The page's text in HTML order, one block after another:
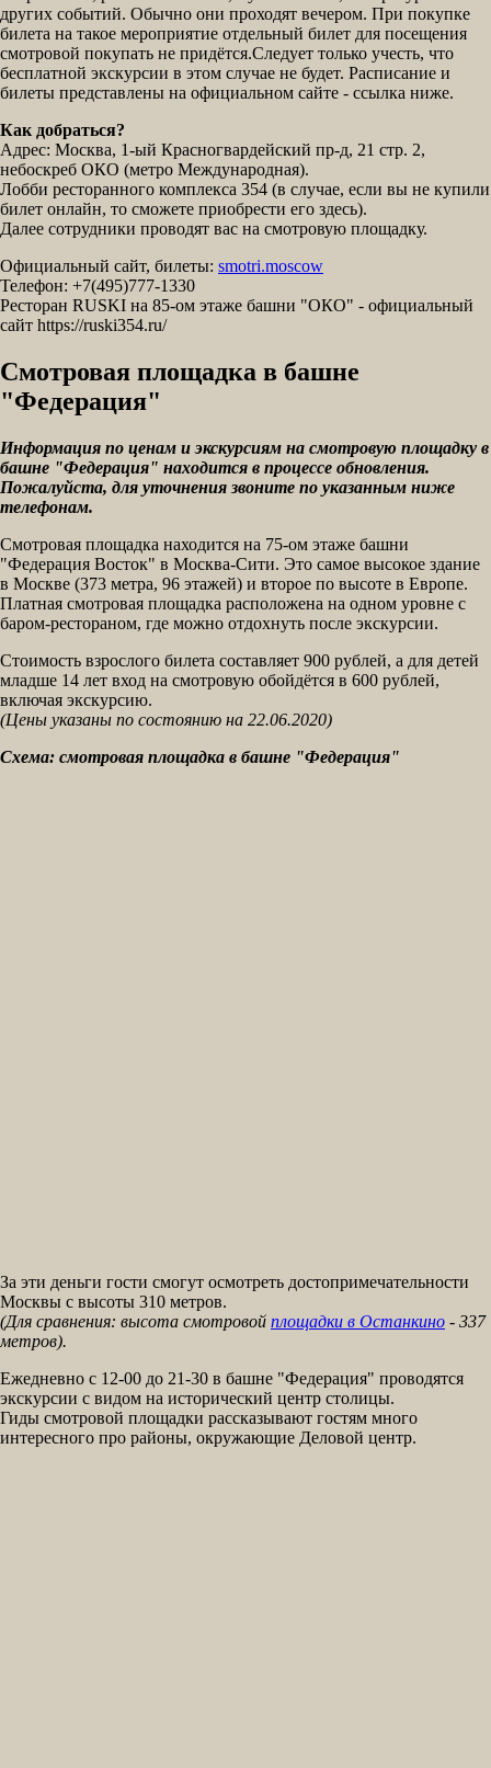
других событий. Обычно они проходят вечером. При покупке
билета на такое мероприятие отдельный билет для посещения
смотровой покупать не придётся.Следует только учесть, что
бесплатной экскурсии в этом случае не будет. Расписание и
билеты представлены на официальном сайте - ссылка ниже.
Как добраться?
Адрес: Москва, 1-ый Красногвардейский пр-д, 21 стр. 2,
небоскреб ОКО (метро Международная).
Лобби ресторанного комплекса 354 (в случае, если вы не купили
билет онлайн, то сможете приобрести его здесь).
Далее сотрудники проводят вас на смотровую площадку.
Официальный сайт, билеты: smotri.moscow
Телефон: +7(495)777-1330
Ресторан RUSKI на 85-ом этаже башни "ОКО" - официальный
сайт https://ruski354.ru/
Смотровая площадка в башне
"Федерация"
Информация по ценам и экскурсиям на смотровую площадку в
башне "Федерация" находится в процессе обновления.
Пожалуйста, для уточнения звоните по указанным ниже
телефонам.
Смотровая площадка находится на 75-ом этаже башни
"Федерация Восток" в Москва-Сити. Это самое высокое здание
в Москве (373 метра, 96 этажей) и второе по высоте в Европе.
Платная смотровая площадка расположена на одном уровне с
баром-рестораном, где можно отдохнуть после экскурсии.
Стоимость взрослого билета составляет 900 рублей, а для детей
младше 14 лет вход на смотровую обойдётся в 600 рублей,
включая экскурсию.
(Цены указаны по состоянию на 22.06.2020)
Схема: смотровая площадка в башне "Федерация"
За эти деньги гости смогут осмотреть достопримечательности
Москвы с высоты 310 метров.
(Для сравнения: высота смотровой площадки в Останкино - 337
метров).
Ежедневно с 12-00 до 21-30 в башне "Федерация" проводятся
экскурсии с видом на исторический центр столицы.
Гиды смотровой площадки рассказывают гостям много
интересного про районы, окружающие Деловой центр.